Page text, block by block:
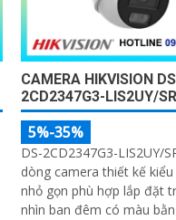
CAMERA HIKVISION
2CD2347G3-LIS2UY/
5%-35%
DS-2CD2347G3-LIS2UY/
dòng camera thiết kế
nhỏ gọn phù hợp lắp đặt
nhìn ban đêm có màu